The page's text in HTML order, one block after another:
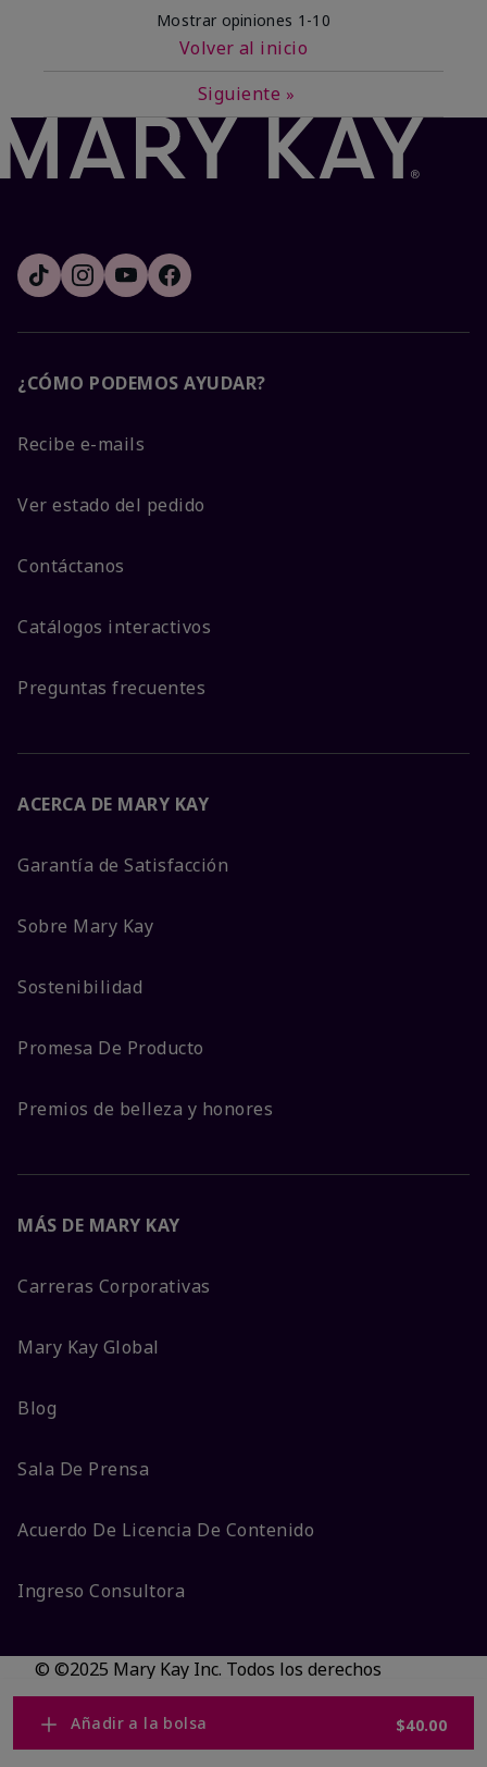
Añadir a la bolsa $40.00
Mostrar opiniones 1-10
Volver al inicio
Siguiente »
¿CÓMO PODEMOS AYUDAR?
Recibe e-mails
Ver estado del pedido
Contáctanos
Catálogos interactivos
Preguntas frecuentes
ACERCA DE MARY KAY
Garantía de Satisfacción
Sobre Mary Kay
Sostenibilidad
Promesa De Producto
Premios de belleza y honores
MÁS DE MARY KAY
Carreras Corporativas
Mary Kay Global
Blog
Sala De Prensa
Acuerdo De Licencia De Contenido
Ingreso Consultora
© ©2025 Mary Kay Inc. Todos los derechos
reservados.
No vender/Preferencias de cookies